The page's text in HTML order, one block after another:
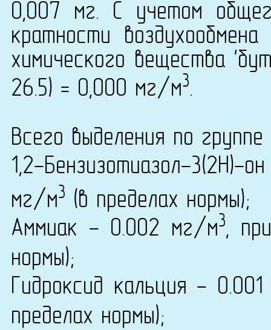
0,007 мг. С учетом
кратности
химического вещества
26.5) = 0,000 мг/м3.
Всего выделения по
1,2-Бензизотиазол-
мг/м3 (в пределах нормы);
Аммиак - 0.002 мг/м3,
нормы);
Гидроксид кальция -
пределах нормы);